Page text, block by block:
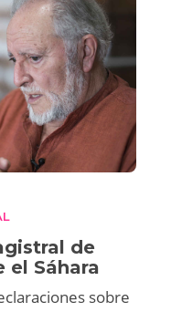
de
el Sáhara
sobre